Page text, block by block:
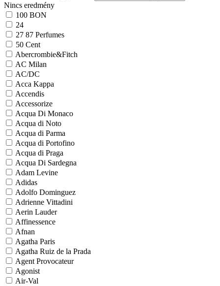
Nincs eredmény
100 BON
24
27 87 Perfumes
50 Cent
Abercrombie&Fitch
AC Milan
AC/DC
Acca Kappa
Accendis
Accessorize
Acqua Di Monaco
Acqua di Noto
Acqua di Parma
Acqua di Portofino
Acqua di Praga
Acqua Di Sardegna
Adam Levine
Adidas
Adolfo Dominguez
Adrienne Vittadini
Aerin Lauder
Affinessence
Afnan
Agatha Paris
Agatha Ruiz de la Prada
Agent Provocateur
Agonist
Air-Val